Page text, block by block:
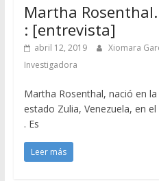
Martha
: [entrevista]
abril 12, 2019 Xiomara
Investigadora
Martha Rosenthal, nació en
estado Zulia, Venezuela, en
. Es
Leer más